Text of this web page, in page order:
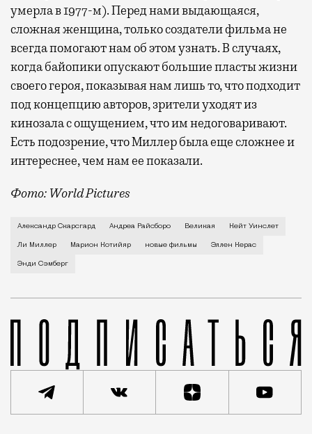
умерла в 1977-м). Перед нами выдающаяся,
сложная женщина, только создатели фильма не
всегда помогают нам об этом узнать. В случаях,
когда байопики опускают большие пласты жизни
своего героя, показывая нам лишь то, что подходит
под концепцию авторов, зрители уходят из
кинозала с ощущением, что им недоговаривают.
Есть подозрение, что Миллер была еще сложнее и
интереснее, чем нам ее показали.
Фото: World Pictures
Фильмы, снятые режиссерами, которые начинали
Александр Скарсгард Андреа Райсборо Великая Кейт Уинслет
Ли Миллер Марион Котийяр новые фильмы Эллен Керас
Энди Сэмберг